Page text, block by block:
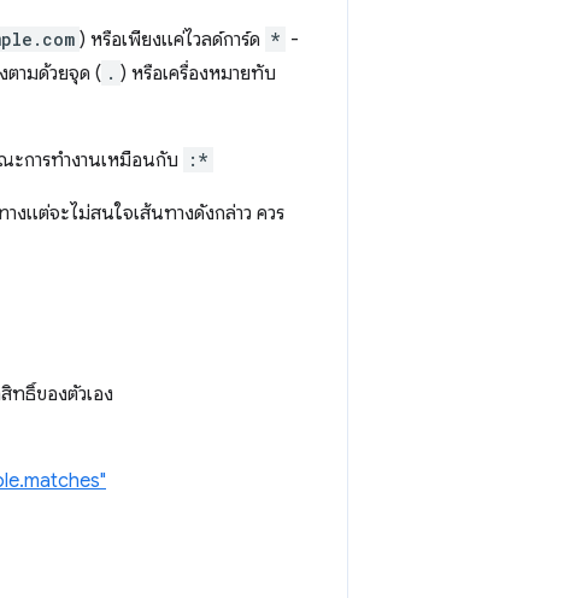
) หรือเพียงแค่ไวลด์การ์ด * -
ตามด้วยจุด ( . ) หรือเครื่องหมายทับ
ะการทำงานเหมือนกับ :*
งแต่จะไม่สนใจเส้นทางดังกล่าว ควร
ทธิ์ของตัวเอง